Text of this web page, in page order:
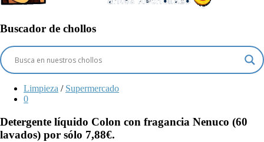
Buscador de chollos
Limpieza / Supermercado
0
Detergente líquido Colon con fragancia Nenuco (60
lavados) por sólo 7,88€.